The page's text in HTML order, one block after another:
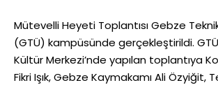
Mütevelli Heyeti Toplantısı Gebze
(GTÜ) kampüsünde gerçekleştirildi.
Kültür Merkezi’nde yapılan toplantıya
Fikri Işık, Gebze Kaymakamı Ali Özyiğit,